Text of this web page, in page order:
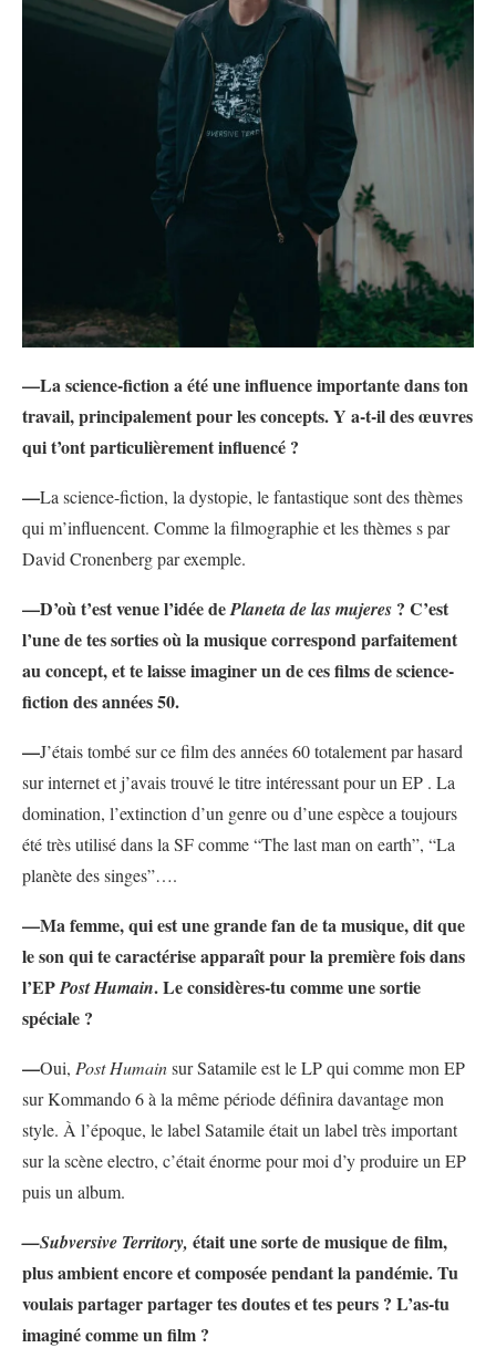
—La science-fiction a été une influence importante dans ton
travail, principalement pour les concepts. Y a-t-il des œuvres
qui t’ont particulièrement influencé ?
—La science-fiction, la dystopie, le fantastique sont des thèmes
qui m’influencent. Comme la filmographie et les thèmes s par
David Cronenberg par exemple.
—D’où t’est venue l’idée dePlaneta de las mujeres ? C’est
l’une de tes sorties où la musique correspond parfaitement
au concept, et te laisse imaginer un de ces films de science-
fiction des années 50.
—J’étais tombé sur ce film des années 60 totalement par hasard
sur internet et j’avais trouvé le titre intéressant pour un EP . La
domination, l’extinction d’un genre ou d’une espèce a toujours
été très utilisé dans la SF comme “The last man on earth”, “La
planète des singes”….
—Ma femme, qui est une grande fan de ta musique, dit que
le son qui te caractérise apparaît pour la première fois dans
l’EPPost Humain. Le considères-tu comme une sortie
spéciale ?
—Oui, Post Humainsur Satamile est le LP qui comme mon EP
sur Kommando 6 à la même période définira davantage mon
style. À l’époque, le label Satamile était un label très important
sur la scène electro, c’était énorme pour moi d’y produire un EP
puis un album.
—Subversive Territory, était une sorte de musique de film,
plus ambient encore et composée pendant la pandémie. Tu
voulais partager partager tes doutes et tes peurs ? L’as-tu
imaginé comme un film ?